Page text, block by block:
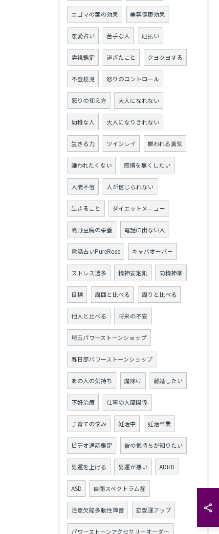
エゴマの葉の効果 美容健康効果
恋愛占い 苦手な人 厄払い
霊視鑑定 過ぎたこと クヨクヨする
不登校児 怒りのコントロール
怒りの抑え方 大人になれない
幼稚な人 大人になりきれない
生きる力 ツインレイ 嫌われる勇気
嫌われたくない 感情を無くしたい
人間不信 人が信じられない
生きること ダイエットメニュー
高野豆腐の栄養 電話に出ない人
電話占いPureRose キャパオーバー
ストレス過多 精神安定剤 向精神薬
目標 周囲と比べる 周りと比べる
他人と比べる 将来の不安
埼玉パワーストーンショップ
春日部パワーストーンショップ
あの人の気持ち 魔除け 離婚したい
不妊治療 仕事の人間関係
子育ての悩み 妊活中 妊活卒業
ビデオ通話鑑定 彼の気持ちが知りたい
男運を上げる 男運が悪い ADHD
ASD 自閉スペクトラム症
注意欠陥多動性障害 恋愛運アップ
パワーストーンアクセサリーオーダー